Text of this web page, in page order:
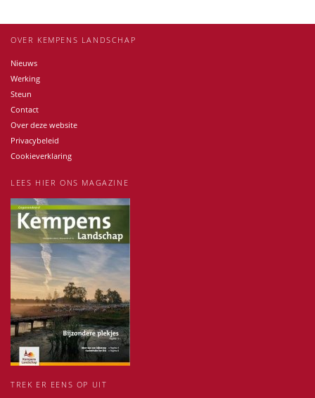
OVER KEMPENS LANDSCHAP
Nieuws
Werking
Steun
Contact
Over deze website
Privacybeleid
Cookieverklaring
LEES HIER ONS MAGAZINE
TREK ER EENS OP UIT